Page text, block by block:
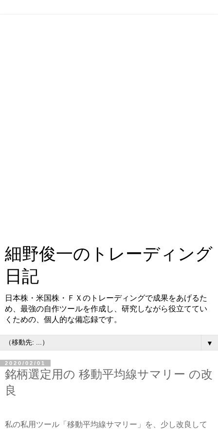
細野俊一のトレーディング
日記
日本株・米国株・ＦＸのトレーディングで成果をあげるた
め、最強の自作ツールを作成し、研究しながら役立ててい
くための、個人的な備忘録です。
▼
2020/02/01
銘柄選定用の 移動平均線サマリー の改
良
私の私用ツール「移動平均線サマリー」を、少し改良して